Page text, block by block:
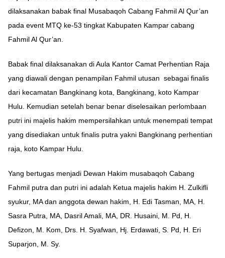
dilaksanakan babak final Musabaqoh Cabang Fahmil Al Qur’an
pada event MTQ ke-53 tingkat Kabupaten Kampar cabang
Fahmil Al Qur’an.
Babak final dilaksanakan di Aula Kantor Camat Perhentian Raja
yang diawali dengan penampilan Fahmil utusan sebagai finalis
dari kecamatan Bangkinang kota, Bangkinang, koto Kampar
Hulu. Kemudian setelah benar benar diselesaikan perlombaan
putri ini majelis hakim mempersilahkan untuk menempati tempat
yang disediakan untuk finalis putra yakni Bangkinang perhentian
raja, koto Kampar Hulu.
Yang bertugas menjadi Dewan Hakim musabaqoh Cabang
Fahmil putra dan putri ini adalah Ketua majelis hakim H. Zulkifli
syukur, MA dan anggota dewan hakim, H. Edi Tasman, MA, H.
Sasra Putra, MA, Dasril Amali, MA, DR. Husaini, M. Pd, H.
Defizon, M. Kom, Drs. H. Syafwan, Hj. Erdawati, S. Pd, H. Eri
Suparjon, M. Sy.